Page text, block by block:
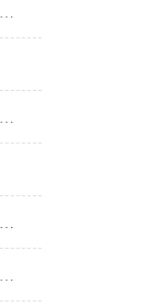
油压传感器广泛应用于各种工业自控环境
拉力传感器：高可靠性与优异互换性的技术解析
试验机传感器：力学性能测试的核心组件解析
试验机传感器：选型要点、稳定性及分类详解